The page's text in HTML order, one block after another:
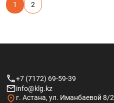
1 2
+7 (7172) 69-59-39
info@klg.kz
г. Астана, ул. Иманбаевой 8/2